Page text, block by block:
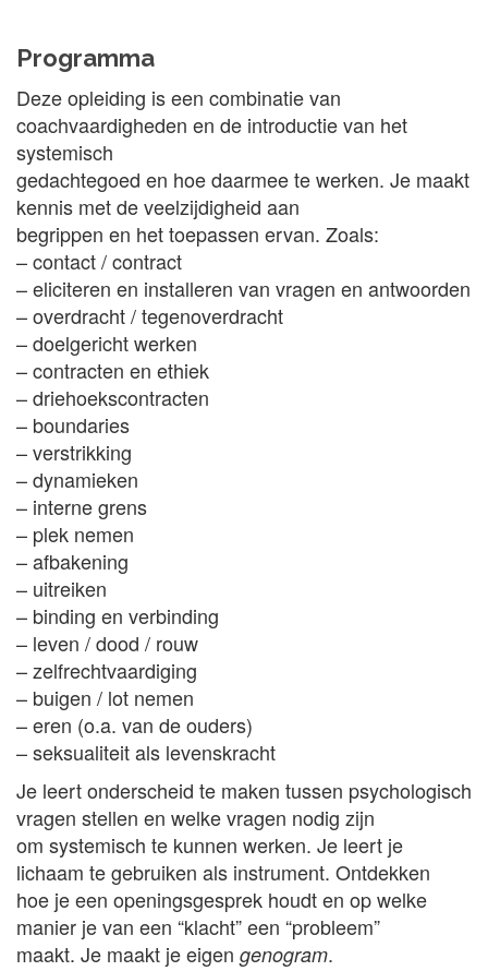
Programma
Deze opleiding is een combinatie van
coachvaardigheden en de introductie van het
systemisch
gedachtegoed en hoe daarmee te werken. Je maakt
kennis met de veelzijdigheid aan
begrippen en het toepassen ervan. Zoals:
– contact / contract
– eliciteren en installeren van vragen en antwoorden
– overdracht / tegenoverdracht
– doelgericht werken
– contracten en ethiek
– driehoekscontracten
– boundaries
– verstrikking
– dynamieken
– interne grens
– plek nemen
– afbakening
– uitreiken
– binding en verbinding
– leven / dood / rouw
– zelfrechtvaardiging
– buigen / lot nemen
– eren (o.a. van de ouders)
– seksualiteit als levenskracht
Je leert onderscheid te maken tussen psychologisch
vragen stellen en welke vragen nodig zijn
om systemisch te kunnen werken. Je leert je
lichaam te gebruiken als instrument. Ontdekken
hoe je een openingsgesprek houdt en op welke
manier je van een “klacht” een “probleem”
maakt. Je maakt je eigen genogram.